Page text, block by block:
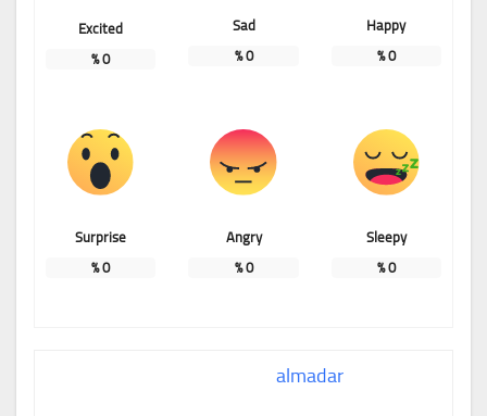
Happy
0
%
Sad
0
%
Excited
0
%
Sleepy
0
%
Angry
0
%
Surprise
0
%
almadar